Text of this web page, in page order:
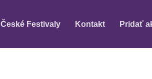
České Festivaly Kontakt Pridať